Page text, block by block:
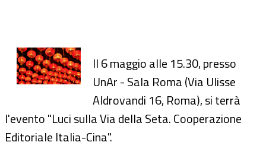
Il 6 maggio alle 15.30, presso
UnAr - Sala Roma (Via Ulisse
Aldrovandi 16, Roma), si terrà
l'evento "Luci sulla Via della Seta. Cooperazione
Editoriale Italia-Cina".